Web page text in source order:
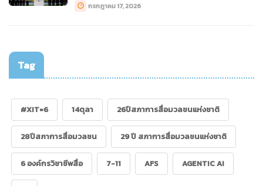
กรกฎาคม 17, 2026
Tag
#XIT=6 14ตุลา 26ปีสภาการสื่อมวลชนแห่งชาติ
28ปีสภาการสื่อมวลชน 29 ปี สภาการสื่อมวลชนแห่งชาติ
6 องค์กรวิชาชีพสื่อ 7-11 AFS AGENTIC AI